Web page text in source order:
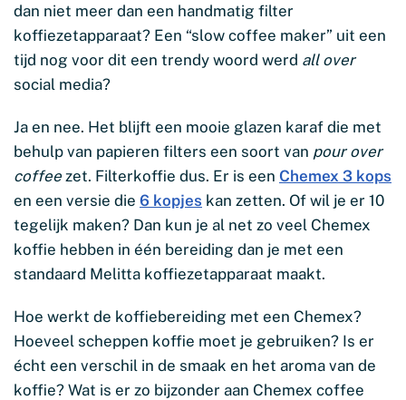
dan niet meer dan een handmatig filter
koffiezetapparaat? Een “slow coffee maker” uit een
tijd nog voor dit een trendy woord werd all over
social media?
Ja en nee. Het blijft een mooie glazen karaf die met
behulp van papieren filters een soort van pour over
coffee zet. Filterkoffie dus. Er is een Chemex 3 kops
en een versie die 6 kopjes kan zetten. Of wil je er 10
tegelijk maken? Dan kun je al net zo veel Chemex
koffie hebben in één bereiding dan je met een
standaard Melitta koffiezetapparaat maakt.
Hoe werkt de koffiebereiding met een Chemex?
Hoeveel scheppen koffie moet je gebruiken? Is er
écht een verschil in de smaak en het aroma van de
koffie? Wat is er zo bijzonder aan Chemex coffee